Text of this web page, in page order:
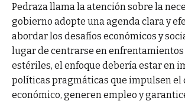
Pedraza llama la atención sobre la
gobierno adopte una agenda clara y
abordar los desafíos económicos y
lugar de centrarse en
estériles, el enfoque debería estar en
políticas pragmáticas que impulsen el
económico, generen empleo y